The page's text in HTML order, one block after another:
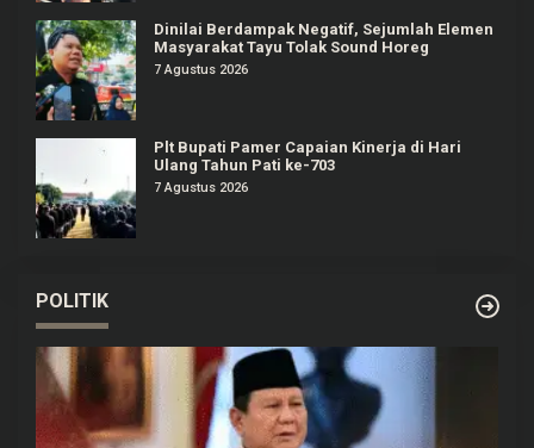
Dinilai Berdampak Negatif, Sejumlah Elemen
Masyarakat Tayu Tolak Sound Horeg
7 Agustus 2026
Plt Bupati Pamer Capaian Kinerja di Hari
Ulang Tahun Pati ke-703
7 Agustus 2026
POLITIK